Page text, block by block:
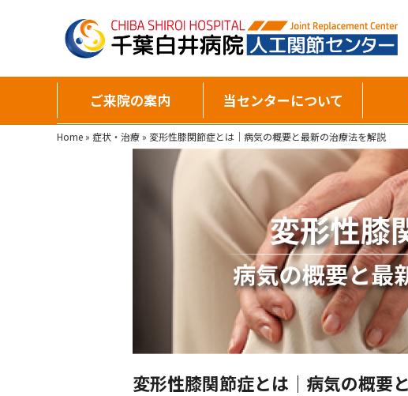
ご来院の案内 当センターについて
Home » 症状・治療 » 変形性膝関節症とは｜病気の概要と最新の治療法を解説
変形性膝関節症とは｜病気の概要